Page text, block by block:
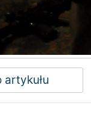
artykułu